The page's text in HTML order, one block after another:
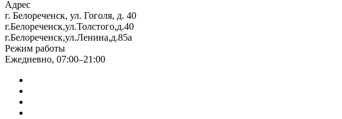
Адрес
г. Белореченск, ул. Гоголя, д. 40
г.Белореченск,ул.Толстого,д.40
г.Белореченск,ул.Ленина,д.85а
Режим работы
Ежедневно, 07:00–21:00